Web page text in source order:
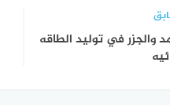
والجزر في توليد الطاقه